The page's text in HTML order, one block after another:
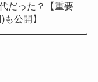
だった？【重要
公開】